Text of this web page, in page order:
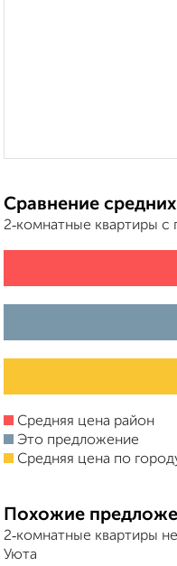
Сравнение
2‑комнатные квартиры
Средняя цена район
Это предложение
Средняя цена по
Похожие
2‑комнатные квартиры
Уюта